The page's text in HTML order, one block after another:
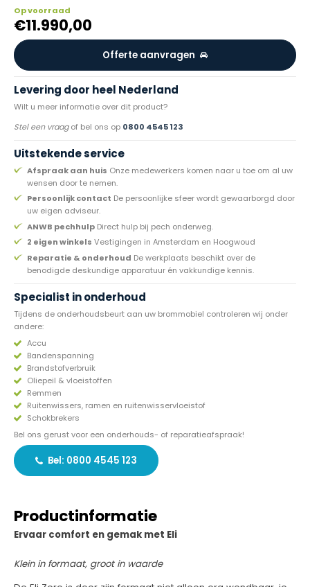
Op voorraad
€11.990,00
Offerte aanvragen
Levering door heel Nederland
Wilt u meer informatie over dit product?
Stel een vraagof bel ons op 0800 4545 123
Uitstekende service
Afspraak aan huis Onze medewerkers komen naar u toe om al uw
wensen door te nemen.
Persoonlijk contact De persoonlijke sfeer wordt gewaarborgd door
uw eigen adviseur.
ANWB pechhulp Direct hulp bij pech onderweg.
2 eigen winkels Vestigingen in Amsterdam en Hoogwoud
Reparatie & onderhoud De werkplaats beschikt over de
benodigde deskundige apparatuur én vakkundige kennis.
Specialist in onderhoud
Tijdens de onderhoudsbeurt aan uw brommobiel controleren wij onder
andere:
Accu
Bandenspanning
Brandstofverbruik
Oliepeil & vloeistoffen
Remmen
Ruitenwissers, ramen en ruitenwisservloeistof
Schokbrekers
Bel ons gerust voor een onderhouds- of reparatieafspraak!
Bel: 0800 4545 123
Productinformatie
Ervaar comfort en gemak met Eli
Klein in formaat, groot in waarde